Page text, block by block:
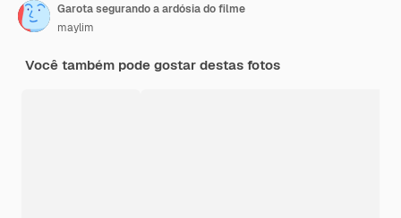
Garota segurando a ardósia do filme
maylim
Você também pode gostar destas fotos